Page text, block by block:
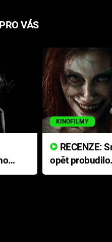
VÁS
KINOFILMY
opět
přichází s